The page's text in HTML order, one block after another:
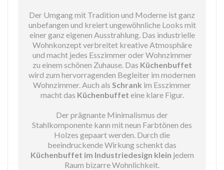
Der Umgang mit Tradition und Moderne ist ganz
unbefangen und kreiert ungewöhnliche Looks mit
einer ganz eigenen Ausstrahlung. Das industrielle
Wohnkonzept verbreitet kreative Atmosphäre
und macht jedes Esszimmer oder Wohnzimmer
zu einem schönen Zuhause. Das Küchenbuffet
wird zum hervorragenden Begleiter im modernen
Wohnzimmer. Auch als Schrank im Esszimmer
macht das Küchenbuffet eine klare Figur.
Der prägnante Minimalismus der
Stahlkomponente kann mit neun Farbtönen des
Holzes gepaart werden. Durch die
beeindruckende Wirkung schenkt das
Küchenbuffet im Industriedesign klein jedem
Raum bizarre Wohnlichkeit.